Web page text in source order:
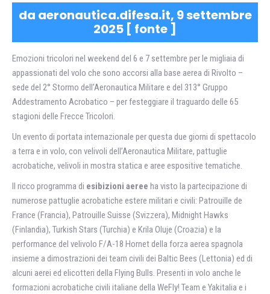
da aeronautica.difesa.it, 9 settembre
2025 [ fonte ]
Emozioni tricolori nel weekend del 6 e 7 settembre per le migliaia di
appassionati del volo che sono accorsi alla base aerea di Rivolto –
sede del 2° Stormo dell’Aeronautica Militare e del 313° Gruppo
Addestramento Acrobatico – per festeggiare il traguardo delle 65
stagioni delle Frecce Tricolori.
Un evento di portata internazionale per questa due giorni di spettacolo
a terra e in volo, con velivoli dell’Aeronautica Militare, pattuglie
acrobatiche, velivoli in mostra statica e aree espositive tematiche.
Il ricco programma di esibizioni aeree ha visto la partecipazione di
numerose pattuglie acrobatiche estere militari e civili: Patrouille de
France (Francia), Patrouille Suisse (Svizzera), Midnight Hawks
(Finlandia), Turkish Stars (Turchia) e Krila Oluje (Croazia) e la
performance del velivolo F/A-18 Hornet della forza aerea spagnola
insieme a dimostrazioni dei team civili dei Baltic Bees (Lettonia) ed di
alcuni aerei ed elicotteri della Flying Bulls. Presenti in volo anche le
formazioni acrobatiche civili italiane della WeFly! Team e Yakitalia e i